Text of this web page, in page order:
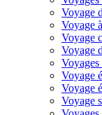
Voyage
Voyage
Voyage
Voyage
Voyage
Voyage
Voyage